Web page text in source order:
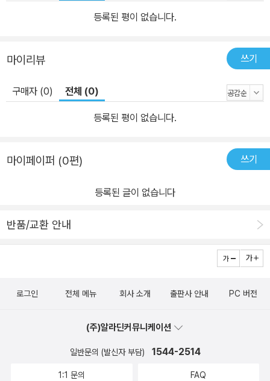
등록된 평이 없습니다.
마이리뷰 쓰기
구매자 (0) 전체 (0)
등록된 평이 없습니다.
마이페이퍼 (0편) 쓰기
등록된 글이 없습니다
반품/교환 안내
로그인 전체 메뉴 회사 소개 출판사 안내 PC 버전
(주)알라딘커뮤니케이션
일반문의 (발신자 부담) 1544-2514
1:1 문의 FAQ